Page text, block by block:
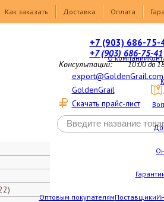
Как заказать Доставка Оплата
О компании
Оптовым покупателямПоставщики
+7 (903) 686-75-
+7 (903) 686-75-41
Консультации: 10:00 до
export@GoldenGrail.com
GoldenGrail
Скачать прайс-лист